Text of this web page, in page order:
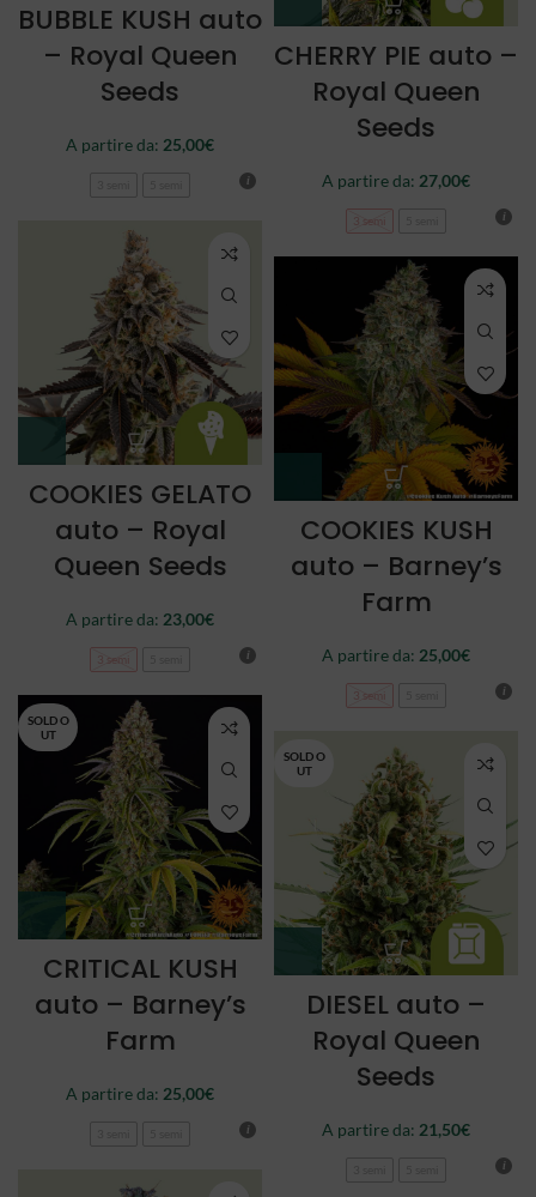
BUBBLE KUSH auto
– Royal Queen
Seeds
A partire da: 25,00€
CHERRY PIE auto –
Royal Queen
Seeds
A partire da: 27,00€
3 semi
COOKIES GELATO
auto – Royal
Queen Seeds
A partire da: 23,00€
3 semi
COOKIES KUSH
auto – Barney’s
Farm
A partire da: 25,00€
3 semi
SOLD O
UT
CRITICAL KUSH
auto – Barney’s
Farm
A partire da: 25,00€
SOLD O
UT
DIESEL auto –
Royal Queen
Seeds
A partire da: 21,50€